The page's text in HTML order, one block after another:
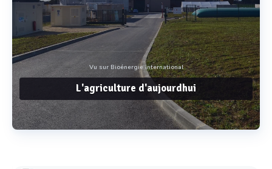
Vu sur Bioénergie international
L'agriculture d'aujourdhui